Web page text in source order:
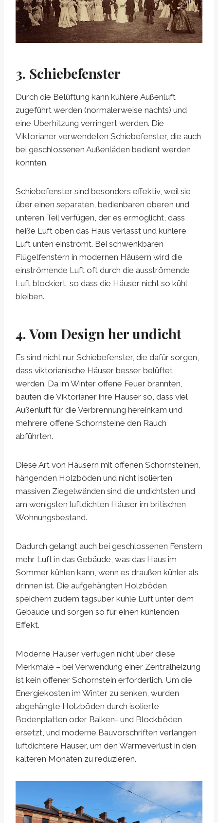
3. Schiebefenster
Durch die Belüftung kann kühlere Außenluft
zugeführt werden (normalerweise nachts) und
eine Überhitzung verringert werden. Die
Viktorianer verwendeten Schiebefenster, die auch
bei geschlossenen Außenläden bedient werden
konnten.
Schiebefenster sind besonders effektiv, weil sie
über einen separaten, bedienbaren oberen und
unteren Teil verfügen, der es ermöglicht, dass
heiße Luft oben das Haus verlässt und kühlere
Luft unten einströmt. Bei schwenkbaren
Flügelfenstern in modernen Häusern wird die
einströmende Luft oft durch die ausströmende
Luft blockiert, so dass die Häuser nicht so kühl
bleiben.
4. Vom Design her undicht
Es sind nicht nur Schiebefenster, die dafür sorgen,
dass viktorianische Häuser besser belüftet
werden. Da im Winter offene Feuer brannten,
bauten die Viktorianer ihre Häuser so, dass viel
Außenluft für die Verbrennung hereinkam und
mehrere offene Schornsteine ​​den Rauch
abführten.
Diese Art von Häusern mit offenen Schornsteinen,
hängenden Holzböden und nicht isolierten
massiven Ziegelwänden sind die undichtsten und
am wenigsten luftdichten Häuser im britischen
Wohnungsbestand.
Dadurch gelangt auch bei geschlossenen Fenstern
mehr Luft in das Gebäude, was das Haus im
Sommer kühlen kann, wenn es draußen kühler als
drinnen ist. Die aufgehängten Holzböden
speichern zudem tagsüber kühle Luft unter dem
Gebäude und sorgen so für einen kühlenden
Effekt.
Moderne Häuser verfügen nicht über diese
Merkmale – bei Verwendung einer Zentralheizung
ist kein offener Schornstein erforderlich. Um die
Energiekosten im Winter zu senken, wurden
abgehängte Holzböden durch isolierte
Bodenplatten oder Balken- und Blockböden
ersetzt, und moderne Bauvorschriften verlangen
luftdichtere Häuser, um den Wärmeverlust in den
kälteren Monaten zu reduzieren.